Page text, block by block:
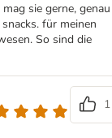
sie gerne, genau
für meinen
So sind die
1